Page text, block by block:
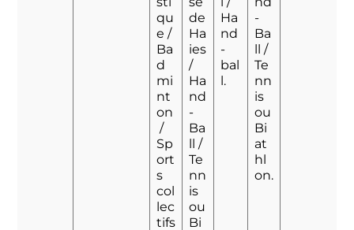
qu
e /
Ba
d
mi
nt
on
/
Sp
ort
s
col
lec
tifs
de
Ha
ies
/
Ha
nd
-
Ba
ll /
Te
nn
is
ou
Bi
Ha
nd
-
bal
l.
-
Ba
ll /
Te
nn
is
ou
Bi
at
hl
on.